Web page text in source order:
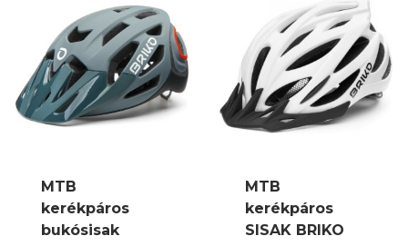
MTB
kerékpáros
bukósisak
MTB
kerékpáros
SISAK BRIKO